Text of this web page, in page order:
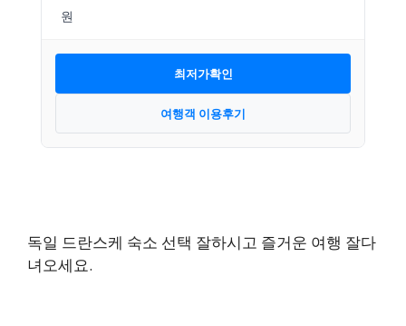
최저가확인
여행객 이용후기
독일 드란스케 숙소 선택 잘하시고 즐거운 여행 잘다
녀오세요.